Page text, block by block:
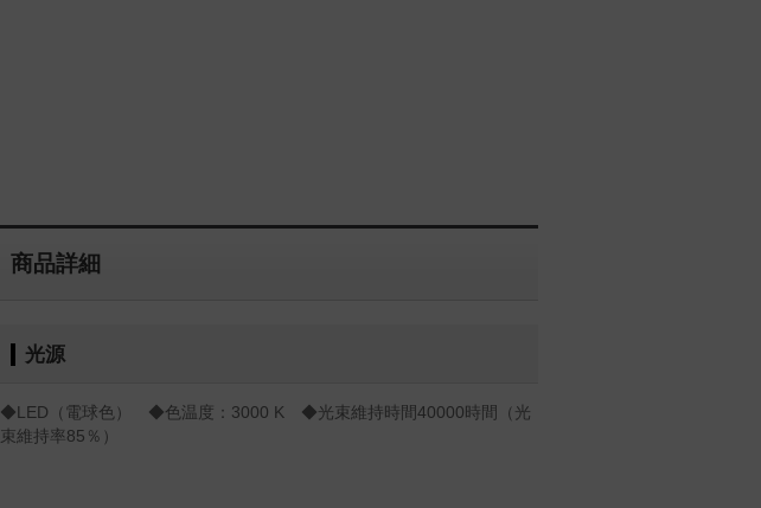
商品詳細
光源
◆LED（電球色） ◆色温度：3000 K ◆光束維持時間40000時間（光
束維持率85％）